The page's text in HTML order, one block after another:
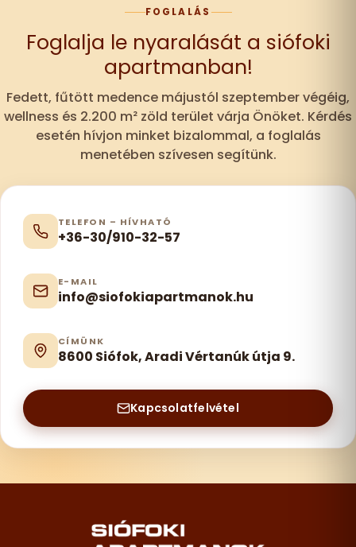
FOGLALÁS
Foglalja le nyaralását a siófoki
apartmanban!
Fedett, fűtött medence májustól szeptember végéig,
wellness és 2.200 m² zöld terület várja Önöket. Kérdés
esetén hívjon minket bizalommal, a foglalás
menetében szívesen segítünk.
TELEFON – HÍVHATÓ
+36-30/910-32-57
E-MAIL
info@siofokiapartmanok.hu
CÍMÜNK
8600 Siófok, Aradi Vértanúk útja 9.
Kapcsolatfelvétel
Lábléc – elérhetőségek